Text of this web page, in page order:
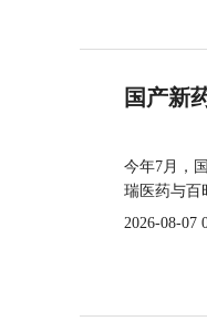
国产新
今年7月，
瑞医药与百
2026-08-07